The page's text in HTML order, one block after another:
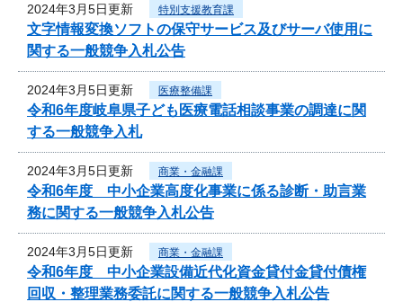
2024年3月5日更新 特別支援教育課
文字情報変換ソフトの保守サービス及びサーバ使用に
関する一般競争入札公告
2024年3月5日更新 医療整備課
令和6年度岐阜県子ども医療電話相談事業の調達に関
する一般競争入札
2024年3月5日更新 商業・金融課
令和6年度 中小企業高度化事業に係る診断・助言業
務に関する一般競争入札公告
2024年3月5日更新 商業・金融課
令和6年度 中小企業設備近代化資金貸付金貸付債権
回収・整理業務委託に関する一般競争入札公告